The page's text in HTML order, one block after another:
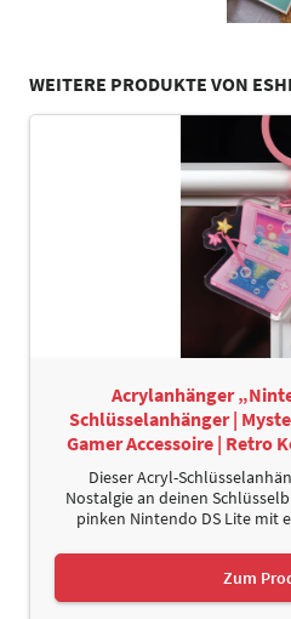
WEITERE PRODUKTE VON
Acrylanhänger
Schlüsselanhänger |
Gamer Accessoire | Retro
Dieser Acryl-
Nostalgie an deinen
pinken Nintendo DS Lite mit
Zum